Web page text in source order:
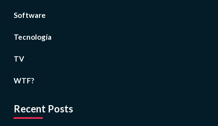
Software
Tecnología
TV
WTF?
Recent Posts